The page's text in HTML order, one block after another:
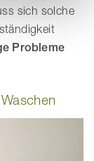
sich solche
Probleme